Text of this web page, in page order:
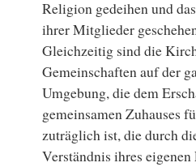
Religion gedeihen und
ihrer Mitglieder
Gleichzeitig sind die
Gemeinschaften auf der
Umgebung, die dem
gemeinsamen Zuhauses
zuträglich ist, die durch
Verständnis ihres eigenen